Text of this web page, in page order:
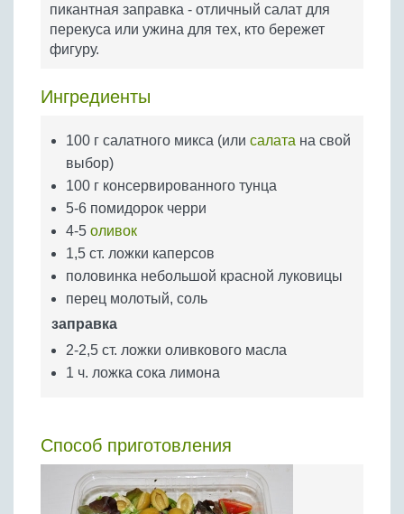
Бобовые
Яйца
пикантная заправка - отличный салат для
перекуса или ужина для тех, кто бережет
фигуру.
Ингредиенты
100 г салатного микса (или салата на свой
выбор)
100 г консервированного тунца
5-6 помидорок черри
4-5 оливок
1,5 ст. ложки каперсов
половинка небольшой красной луковицы
перец молотый, соль
заправка
2-2,5 ст. ложки оливкового масла
1 ч. ложка сока лимона
Способ приготовления